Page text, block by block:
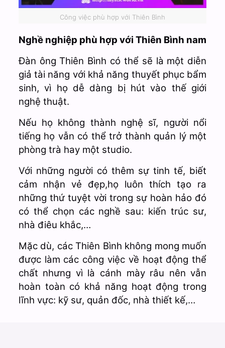
Công việc phù hợp với Thiên Bình
Nghề nghiệp phù hợp với Thiên Bình nam
Đàn ông Thiên Bình có thể sẽ là một diễn
giả tài năng với khả năng thuyết phục bẩm
sinh, vì họ dễ dàng bị hút vào thế giới
nghệ thuật.
Nếu họ không thành nghệ sĩ, người nổi
tiếng họ vẫn có thể trở thành quản lý một
phòng trà hay một studio.
Với những người có thêm sự tinh tế, biết
cảm nhận vẻ đẹp,họ luôn thích tạo ra
những thứ tuyệt vời trong sự hoàn hảo đó
có thể chọn các nghề sau: kiến trúc sư,
nhà điêu khắc,…
Mặc dù, các Thiên Bình không mong muốn
được làm các công việc về hoạt động thể
chất nhưng vì là cánh mày râu nên vẫn
hoàn toàn có khả năng hoạt động trong
lĩnh vực: kỹ sư, quản đốc, nhà thiết kế,…